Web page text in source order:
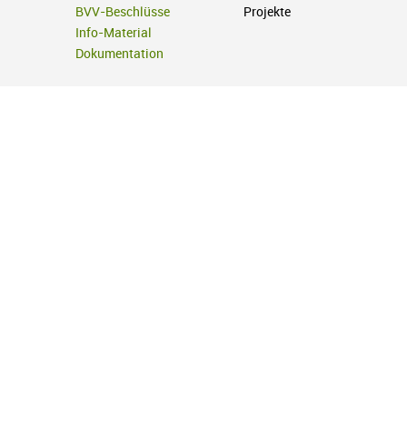
BVV-Beschlüsse
Info-Material
Dokumentation
Projekte